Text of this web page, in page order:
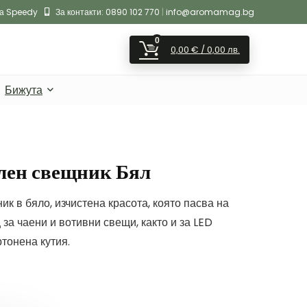
Speedy За контакти: 0890 102 770 | info@aromamag.bg
0
0,00 € / 0,00 лв.
Бижута
свещник Бял
в бяло, изчистена красота, която пасва на
чаени и вотивни свещи, както и за LED
кутия.